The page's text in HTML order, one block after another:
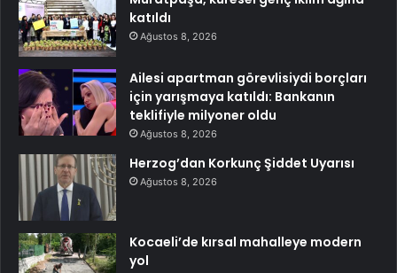
katıldı
Ağustos 8, 2026
Ailesi apartman görevlisiydi borçları
için yarışmaya katıldı: Bankanın
teklifiyle milyoner oldu
Ağustos 8, 2026
Herzog’dan Korkunç Şiddet Uyarısı
Ağustos 8, 2026
Kocaeli’de kırsal mahalleye modern
yol